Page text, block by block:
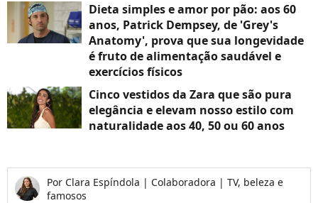
Dieta simples e amor por pão: aos 60
anos, Patrick Dempsey, de 'Grey's
Anatomy', prova que sua longevidade
é fruto de alimentação saudável e
exercícios físicos
Cinco vestidos da Zara que são pura
elegância e elevam nosso estilo com
naturalidade aos 40, 50 ou 60 anos
Por Clara Espíndola | Colaboradora | TV, beleza e
famosos